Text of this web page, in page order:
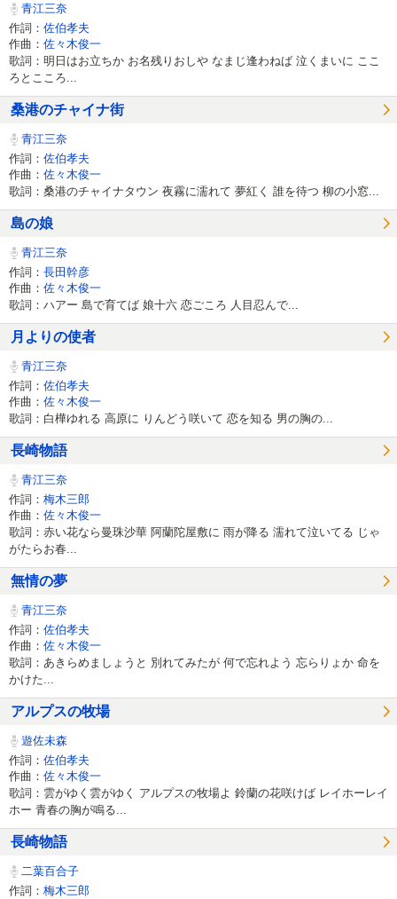
青江三奈
作詞： 佐伯孝夫
作曲： 佐々木俊一
歌詞：明日はお立ちか お名残りおしや なまじ逢わねば 泣くまいに ここ
ろとこころ...
桑港のチャイナ街
青江三奈
作詞： 佐伯孝夫
作曲： 佐々木俊一
歌詞：桑港のチャイナタウン 夜霧に濡れて 夢紅く 誰を待つ 柳の小窓...
島の娘
青江三奈
作詞： 長田幹彦
作曲： 佐々木俊一
歌詞：ハアー 島で育てば 娘十六 恋ごころ 人目忍んで...
月よりの使者
青江三奈
作詞： 佐伯孝夫
作曲： 佐々木俊一
歌詞：白樺ゆれる 高原に りんどう咲いて 恋を知る 男の胸の...
長崎物語
青江三奈
作詞： 梅木三郎
作曲： 佐々木俊一
歌詞：赤い花なら曼珠沙華 阿蘭陀屋敷に 雨が降る 濡れて泣いてる じゃ
がたらお春...
無情の夢
青江三奈
作詞： 佐伯孝夫
作曲： 佐々木俊一
歌詞：あきらめましょうと 別れてみたが 何で忘れよう 忘らりょか 命を
かけた...
アルプスの牧場
遊佐未森
作詞： 佐伯孝夫
作曲： 佐々木俊一
歌詞：雲がゆく雲がゆく アルプスの牧場よ 鈴蘭の花咲けば レイホーレイ
ホー 青春の胸が鳴る...
長崎物語
二葉百合子
作詞： 梅木三郎